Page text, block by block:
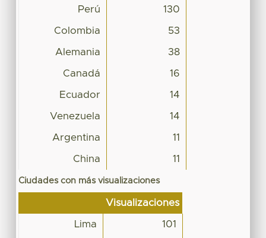
Perú 130
Colombia 53
Alemania 38
Canadá 16
Ecuador 14
Venezuela 14
Argentina 11
China 11
Ciudades con más visualizaciones
Visualizaciones
Lima 101